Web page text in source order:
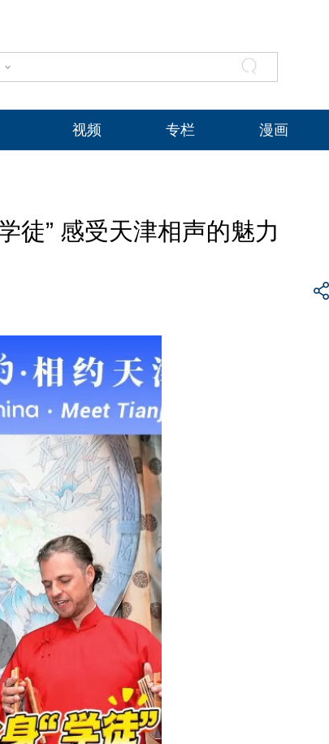
视频 专栏 漫画
徒” 感受天津相声的魅力